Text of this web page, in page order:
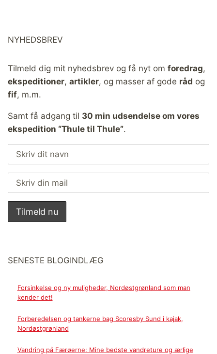
NYHEDSBREV
Tilmeld dig mit nyhedsbrev og få nyt om foredrag,
ekspeditioner, artikler, og masser af gode råd og
fif, m.m.
Samt få adgang til 30 min udsendelse om vores
ekspedition “Thule til Thule”.
SENESTE BLOGINDLÆG
Forsinkelse og ny muligheder, Nordøstgrønland som man
kender det!
Forberedelsen og tankerne bag Scoresby Sund i kajak,
Nordøstgrønland
Vandring på Færøerne: Mine bedste vandreture og ærlige